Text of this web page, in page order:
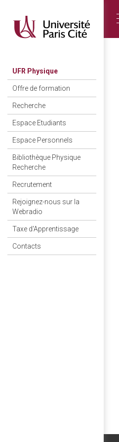
contenu
principal
UFR Physique
Offre de formation
Recherche
Espace Etudiants
Espace Personnels
Bibliothèque Physique
Recherche
Recrutement
Rejoignez-nous sur la
Webradio
Taxe d'Apprentissage
Contacts